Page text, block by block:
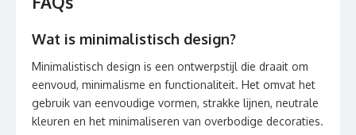
Wat is minimalistisch design?
Minimalistisch design is een ontwerpstijl die draait om
eenvoud, minimalisme en functionaliteit. Het omvat het
gebruik van eenvoudige vormen, strakke lijnen, neutrale
kleuren en het minimaliseren van overbodige decoraties.